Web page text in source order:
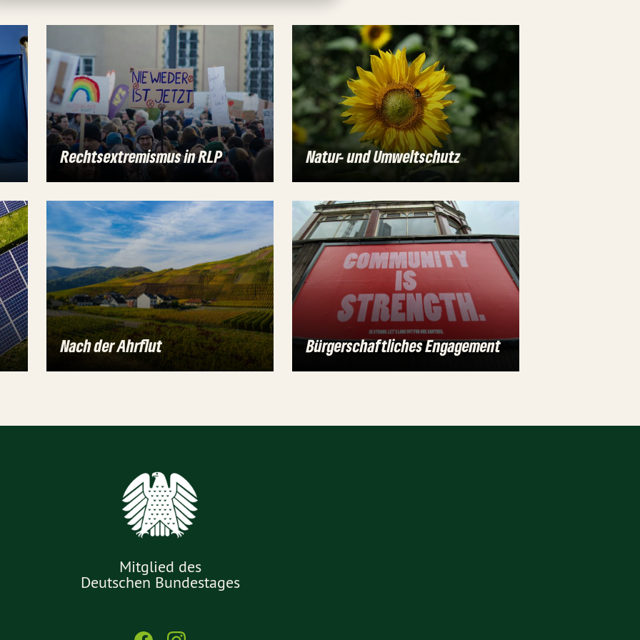
Rechtsextremismus in RLP Natur- und Umweltschutz
Nach der Ahrflut Bürgerschaftliches Engagement
Mitglied des
Deutschen Bundestages